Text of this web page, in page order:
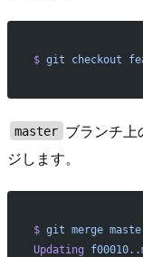
$ git checkout
master ブランチ上
ジします。
$ git merge
Updating